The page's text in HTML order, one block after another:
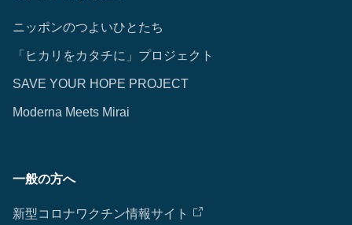
ニッポンのつよいひとたち
「ヒカリをカタチに」プロジェクト
SAVE YOUR HOPE PROJECT
Moderna Meets Mirai
一般の方へ
新型コロナワクチン情報サイト